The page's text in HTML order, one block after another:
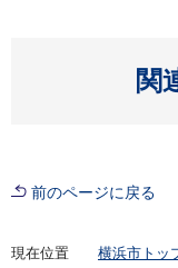
関
前のページに戻る
現在位置 横浜市トッ